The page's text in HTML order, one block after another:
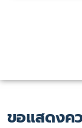
ขอแสดงค